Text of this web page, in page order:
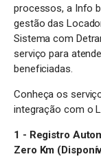
processos, a Info
gestão das
Sistema com
serviço para
beneficiadas.
Conheça os
integração com o
1 - Registro
Zero Km